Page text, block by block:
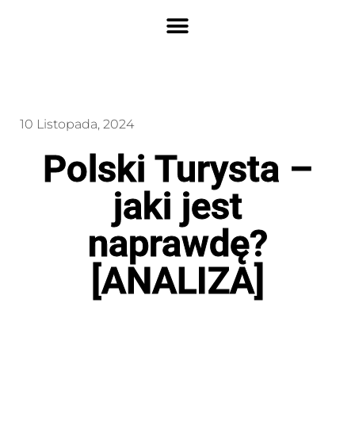
10 Listopada, 2024
Polski Turysta –
jaki jest
naprawdę?
[ANALIZA]